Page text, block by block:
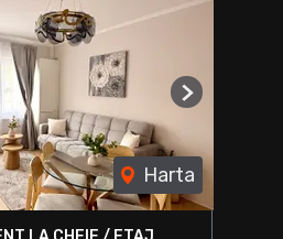
Harta
Next